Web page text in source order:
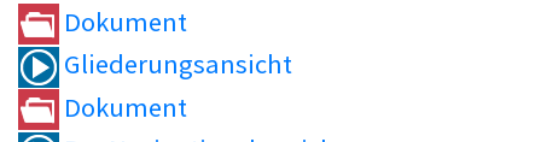
Dokument
Gliederungsansicht
Dokument